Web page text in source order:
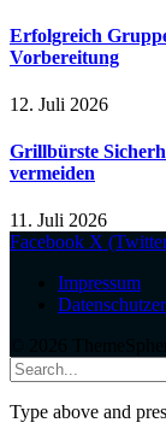
Erfolgreich
Vorbereitung
12. Juli 2026
Grillbürste
vermeiden
11. Juli 2026
Facebook X
Impressum
Type above and